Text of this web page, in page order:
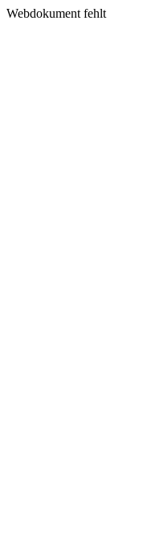
Webdokument fehlt